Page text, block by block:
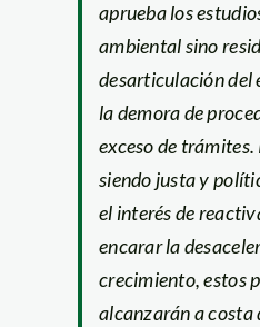
aprueba los
ambiental sino
desarticulación del
la demora de
exceso de trámites.
siendo justa y
el interés de
encarar la
crecimiento, estos
alcanzarán a costa